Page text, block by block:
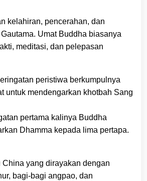
kelahiran, pencerahan, dan
Umat Buddha biasanya
meditasi, dan pelepasan
peristiwa berkumpulnya
untuk mendengarkan khotbah Sang
pertama kalinya Buddha
Dhamma kepada lima pertapa.
China yang dirayakan dengan
bagi-bagi angpao, dan